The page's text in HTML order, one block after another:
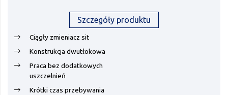
Szczegóły produktu
Ciągły zmieniacz sit
Konstrukcja dwutłokowa
Praca bez dodatkowych
uszczelnień
Krótki czas przebywania